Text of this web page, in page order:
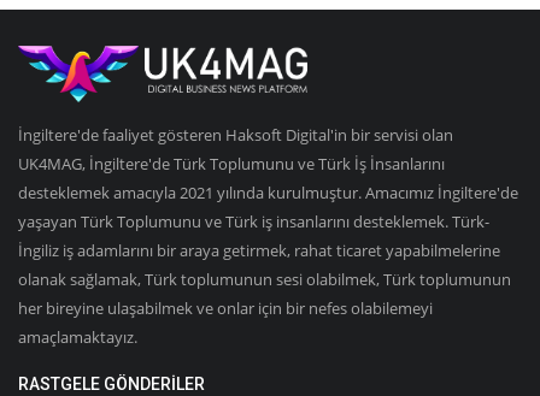
İngiltere'de faaliyet gösteren Haksoft Digital'in bir servisi olan
UK4MAG, İngiltere'de Türk Toplumunu ve Türk İş İnsanlarını
desteklemek amacıyla 2021 yılında kurulmuştur. Amacımız İngiltere'de
yaşayan Türk Toplumunu ve Türk iş insanlarını desteklemek. Türk-
İngiliz iş adamlarını bir araya getirmek, rahat ticaret yapabilmelerine
olanak sağlamak, Türk toplumunun sesi olabilmek, Türk toplumunun
her bireyine ulaşabilmek ve onlar için bir nefes olabilemeyi
amaçlamaktayız.
RASTGELE GÖNDERILER